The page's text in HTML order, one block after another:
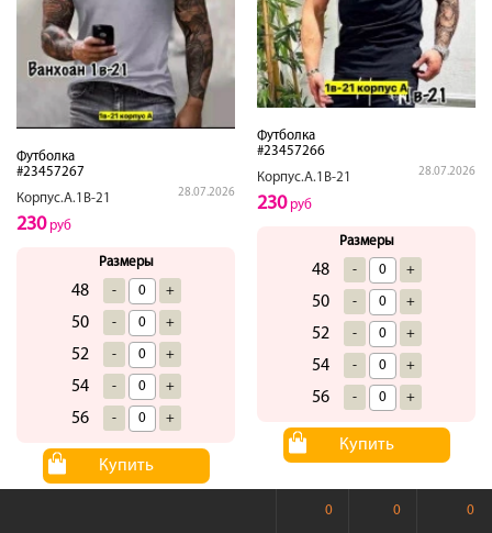
Футболка
#23457267
Корпус.А.1В-21
28.07.2026
230руб
Размеры
48 - +
50 - +
52 - +
54 - +
56 - +
Купить
Футболка
#23457266
Корпус.А.1В-21
28.07.2026
230руб
Размеры
48 - +
50 - +
52 - +
54 - +
56 - +
Купить
0 0 0